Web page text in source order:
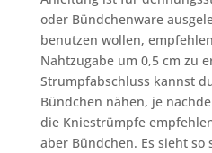
oder Bündchenware
benutzen wollen,
Nahtzugabe um 0,5 cm zu
Strumpfabschluss kannst
Bündchen nähen, je
die Kniestrümpfe
aber Bündchen. Es sieht so